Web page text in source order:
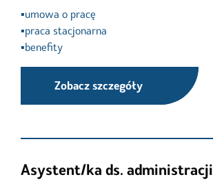
▪️umowa o pracę
▪️praca stacjonarna
▪️benefity
Zobacz szczegóły
Asystent/ka ds. administracji